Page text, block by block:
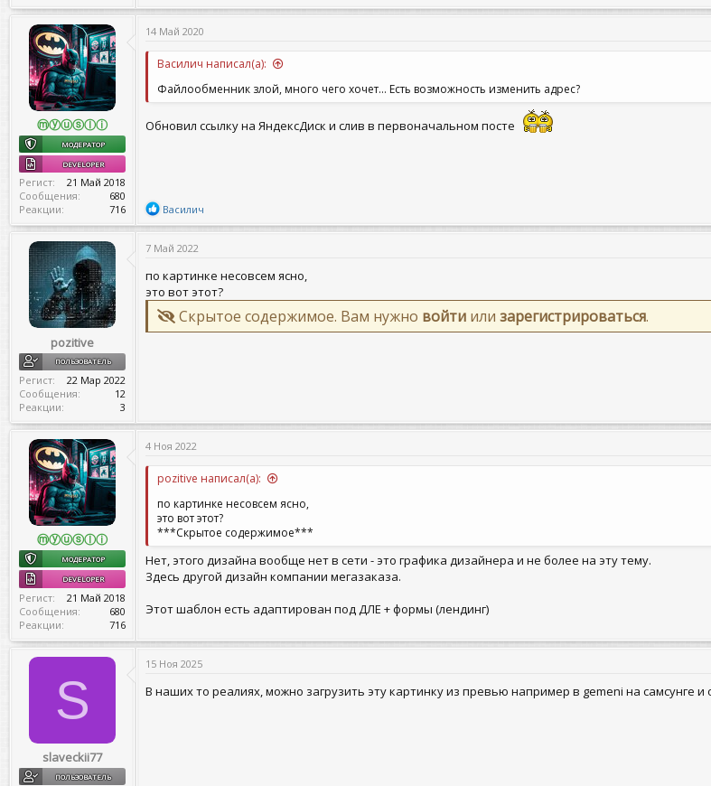
ⓜⓨⓤⓢⓛⓘ
МОДЕРАТОР
DEVELOPER
Регист
21 Май 2018
Сообщения
680
Реакции
716
14 Май 2020
Василич написал(а):
Файлообменник злой, много чего хочет... Есть возможность изменить адрес?
Обновил ссылку на ЯндексДиск и слив в первоначальном посте
Р
а
к
и
и
:
Василич
pozitive
ПОЛЬЗОВАТЕЛЬ
Регист
22 Мар 2022
Сообщения
12
Реакции
3
7 Май 2022
по картинке несовсем ясно,
это вот этот?
Скрытое содержимое. Вам нужно войти или зарегистрироваться.
ⓜⓨⓤⓢⓛⓘ
МОДЕРАТОР
DEVELOPER
Регист
21 Май 2018
Сообщения
680
Реакции
716
4 Ноя 2022
pozitive написал(а):
по картинке несовсем ясно,
это вот этот?
***Скрытое содержимое***
Нет, этого дизайна вообще нет в сети - это графика дизайнера и не более на эту тему.
Здесь другой дизайн компании мегазаказа.
Этот шаблон есть адаптирован под ДЛЕ + формы (лендинг)
S
slaveckii77
ПОЛЬЗОВАТЕЛЬ
15 Ноя 2025
В наших то реалиях, можно загрузить эту картинку из превью например в gemeni на самсунге и